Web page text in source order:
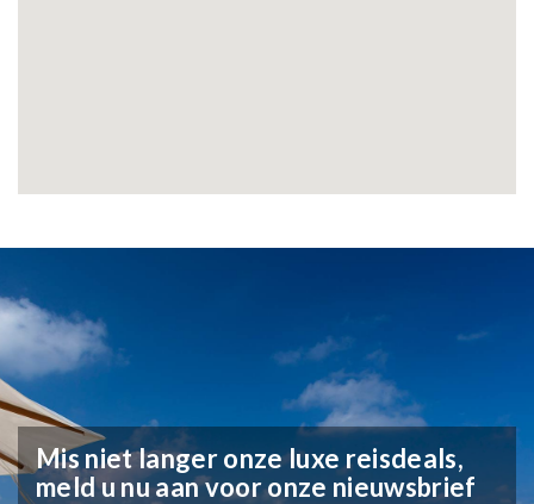
Mis niet langer onze luxe reisdeals,
meld u nu aan voor onze nieuwsbrief